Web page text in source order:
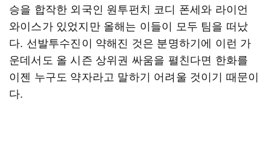
승을 합작한 외국인 원투펀치 코디 폰세와 라이언
와이스가 있었지만 올해는 이들이 모두 팀을 떠났
다. 선발투수진이 약해진 것은 분명하기에 이런 가
운데서도 올 시즌 상위권 싸움을 펼친다면 한화를
이젠 누구도 약자라고 말하기 어려울 것이기 때문이
다.